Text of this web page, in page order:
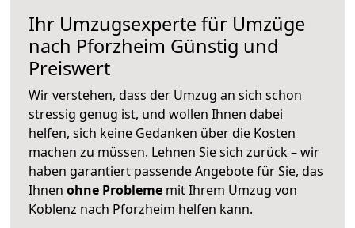
Ihr Umzugsexperte für Umzüge
nach Pforzheim Günstig und
Preiswert
Wir verstehen, dass der Umzug an sich schon
stressig genug ist, und wollen Ihnen dabei
helfen, sich keine Gedanken über die Kosten
machen zu müssen. Lehnen Sie sich zurück – wir
haben garantiert passende Angebote für Sie, das
Ihnen ohne Probleme mit Ihrem Umzug von
Koblenz nach Pforzheim helfen kann.